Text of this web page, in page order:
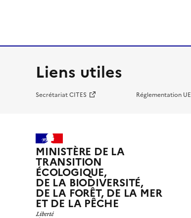
Liens utiles
Secrétariat CITES Réglementation UE
MINISTÈRE DE LA
TRANSITION
ÉCOLOGIQUE,
DE LA BIODIVERSITÉ,
DE LA FORÊT, DE LA MER
ET DE LA PÊCHE